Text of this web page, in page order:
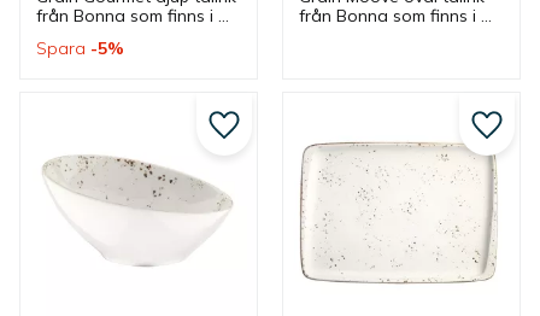
från Bonna som finns i
en serie där flera delar
Spara 5%
från Bonna som finns i
Lägg till i favoriter Lägg